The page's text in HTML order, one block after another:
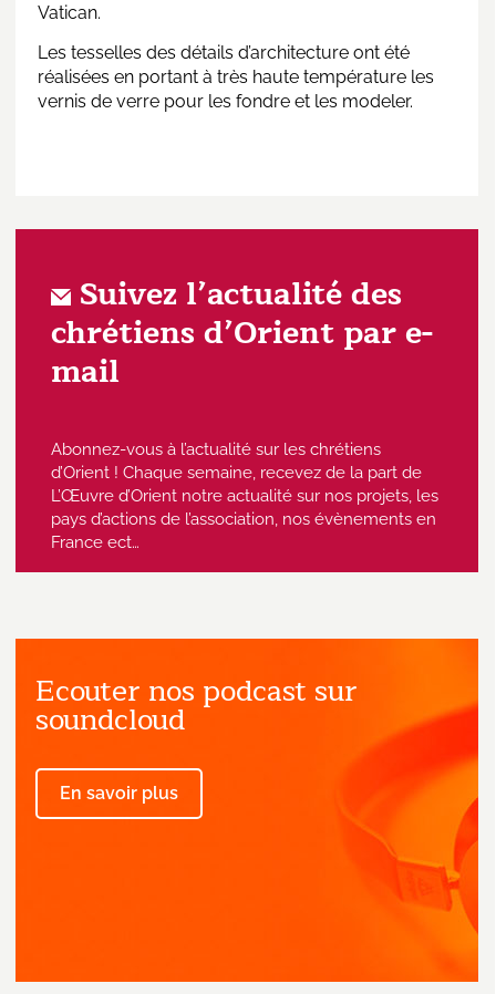
Vatican.
Les tesselles des détails d’architecture ont été
réalisées en portant à très haute température les
vernis de verre pour les fondre et les modeler.
Suivez l’actualité des
chrétiens d’Orient par e-
mail
Abonnez-vous à l’actualité sur les chrétiens
d’Orient ! Chaque semaine, recevez de la part de
L’Œuvre d’Orient notre actualité sur nos projets, les
pays d’actions de l’association, nos évènements en
France ect…
J'accepte de recevoir des emails
provenant de l'Œuvre d'Orient.
Ecouter nos podcast sur
soundcloud
En savoir plus